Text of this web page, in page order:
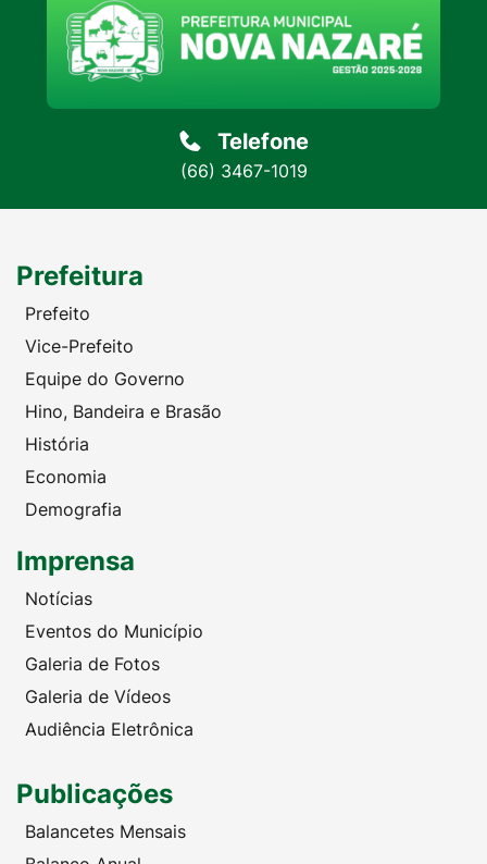
Telefone
(66) 3467-1019
Prefeitura
Prefeito
Vice-Prefeito
Equipe do Governo
Hino, Bandeira e Brasão
História
Economia
Demografia
Imprensa
Notícias
Eventos do Município
Galeria de Fotos
Galeria de Vídeos
Audiência Eletrônica
Publicações
Balancetes Mensais